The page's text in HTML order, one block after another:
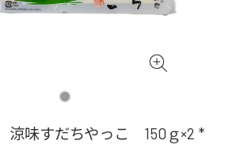
味すだちやっこ 150ｇ×2 *